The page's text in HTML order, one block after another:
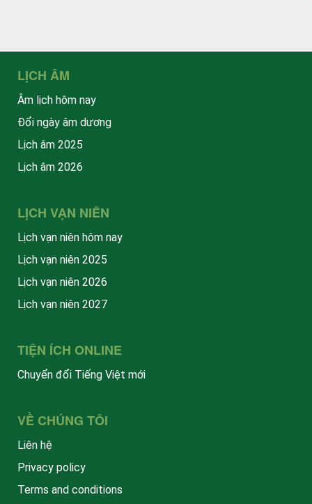
LỊCH ÂM
Âm lịch hôm nay
Đổi ngày âm dương
Lịch âm 2025
Lịch âm 2026
LỊCH VẠN NIÊN
Lịch vạn niên hôm nay
Lịch vạn niên 2025
Lịch vạn niên 2026
Lịch vạn niên 2027
TIỆN ÍCH ONLINE
Chuyển đổi Tiếng Việt mới
VỀ CHÚNG TÔI
Liên hệ
Privacy policy
Terms and conditions